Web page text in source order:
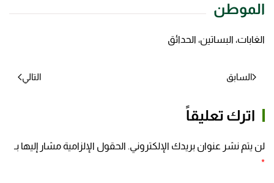
الموطن
الغابات، البساتين، الحدائق
السابق التالي
اترك تعليقاً
لن يتم نشر عنوان بريدك الإلكتروني. الحقول الإلزامية مشار إليها بـ
*